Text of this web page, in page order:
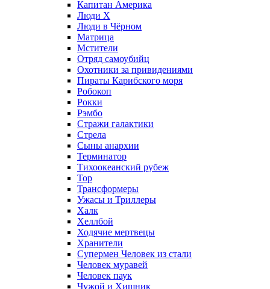
Капитан Америка
Люди X
Люди в Чёрном
Матрица
Мстители
Отряд самоубийц
Охотники за привидениями
Пираты Карибского моря
Робокоп
Рокки
Рэмбо
Стражи галактики
Стрела
Сыны анархии
Терминатор
Тихоокеанский рубеж
Тор
Трансформеры
Ужасы и Триллеры
Халк
Хеллбой
Ходячие мертвецы
Хранители
Супермен Человек из стали
Человек муравей
Человек паук
Чужой и Хищник